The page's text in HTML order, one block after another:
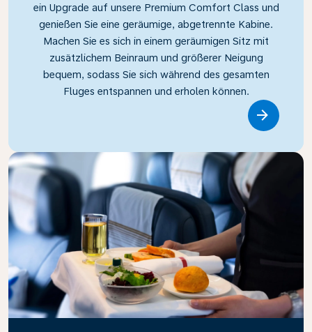
ein Upgrade auf unsere Premium Comfort Class und
genießen Sie eine geräumige, abgetrennte Kabine.
Machen Sie es sich in einem geräumigen Sitz mit
zusätzlichem Beinraum und größerer Neigung
bequem, sodass Sie sich während des gesamten
Fluges entspannen und erholen können.